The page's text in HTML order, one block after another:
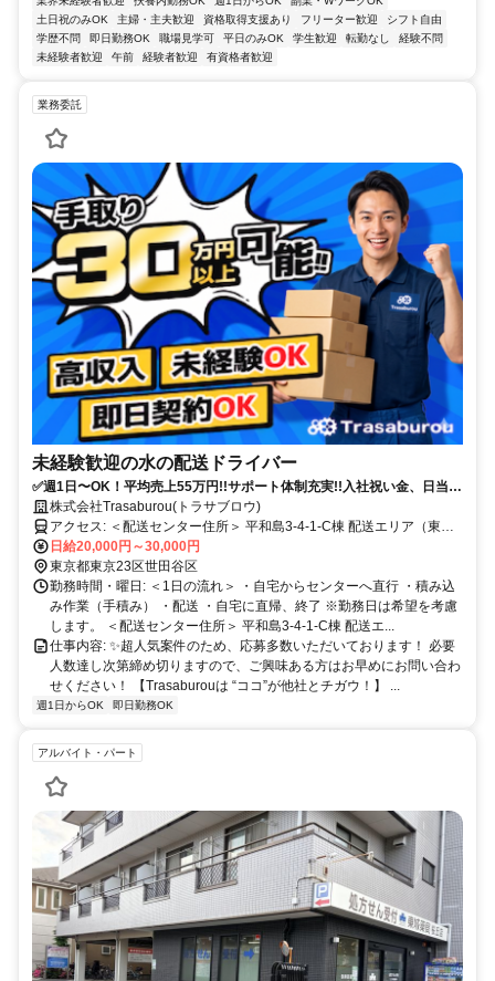
土日祝のみOK
主婦・主夫歓迎 資格取得支援あり フリーター歓迎
シフト自由
学歴不問
即日勤務OK 職場見学可 平日のみOK 学生歓迎 転勤なし
経験不問
未経験者歓迎
午前 経験者歓迎 有資格者歓迎
業務委託
未経験歓迎の水の配送ドライバー
✅週1日〜OK！平均売上55万円!!サポート体制充実!!入社祝い金、日当保
証あり！
株式会社Trasaburou(トラサブロウ)
アクセス: ＜配送センター住所＞ 平和島3-4-1-C棟 配送エリア（東京
都大田区、品川区、港区、目黒区）
日給20,000円～30,000円
東京都東京23区世田谷区
勤務時間・曜日: ＜1日の流れ＞ ・自宅からセンターへ直行 ・積み込
み作業（手積み） ・配送 ・自宅に直帰、終了 ※勤務日は希望を考慮
します。 ＜配送センター住所＞ 平和島3-4-1-C棟 配送エ...
仕事内容: ✨超人気案件のため、応募多数いただいております！ 必要
人数達し次第締め切りますので、ご興味ある方はお早めにお問い合わ
せください！ 【Trasaburouは “ココ”が他社とチガウ！】 ...
週1日からOK 即日勤務OK
アルバイト・パート